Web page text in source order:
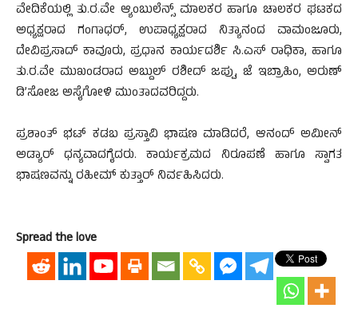
ವೇದಿಕೆಯಲ್ಲಿ ತು.ರ.ವೇ ಆ್ಯಂಬುಲೆನ್ಸ್ ಮಾಲಕರ ಹಾಗೂ ಚಾಲಕರ ಘಟಕದ
ಅಧ್ಯಕ್ಷರಾದ ಗಂಗಾಧರ್, ಉಪಾಧ್ಯಕ್ಷರಾದ ನಿತ್ಯಾನಂದ ವಾಮಂಜೂರು,
ದೇವಿಪ್ರಸಾದ್ ಕಾವೂರು, ಪ್ರಧಾನ ಕಾರ್ಯದರ್ಶಿ ಸಿ.ಎಸ್ ರಾಧಿಕಾ, ಹಾಗೂ
ತು.ರ.ವೇ ಮುಖಂಡರಾದ ಅಬ್ದುಲ್ ರಶೀದ್ ಜಪ್ಪು, ಜೆ ಇಬ್ರಾಹಿಂ, ಅರುಣ್
ಡಿ’ಸೋಜ ಅಸೈಗೋಳಿ ಮುಂತಾದವರಿದ್ದರು.
ಪ್ರಶಾಂತ್ ಭಟ್ ಕಡಬ ಪ್ರಸ್ತಾವಿ ಭಾಷಣ ಮಾಡಿದರೆ, ಆನಂದ್ ಅಮೀನ್
ಅಡ್ಯಾರ್ ಧನ್ಯವಾದಗೈದರು. ಕಾರ್ಯಕ್ರಮದ ನಿರೂಪಣೆ ಹಾಗೂ ಸ್ವಾಗತ
ಭಾಷಣವನ್ನು ರಹೀಮ್ ಕುತ್ತಾರ್ ನಿರ್ವಹಿಸಿದರು.
Spread the love